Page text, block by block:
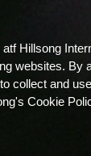
atf Hillsong
websites. By
collect and
Cookie